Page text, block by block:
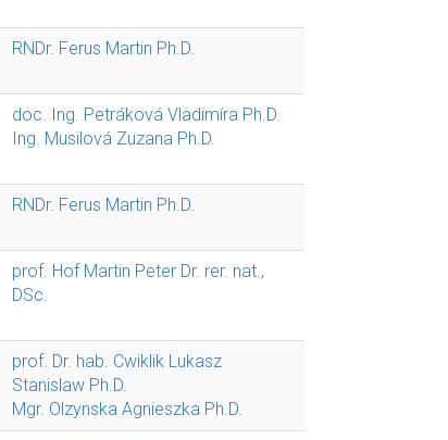
RNDr. Ferus Martin Ph.D.
doc. Ing. Petráková Vladimíra Ph.D.
Ing. Musilová Zuzana Ph.D.
RNDr. Ferus Martin Ph.D.
prof. Hof Martin Peter Dr. rer. nat.,
DSc.
prof. Dr. hab. Cwiklik Lukasz
Stanislaw Ph.D.
Mgr. Olzynska Agnieszka Ph.D.